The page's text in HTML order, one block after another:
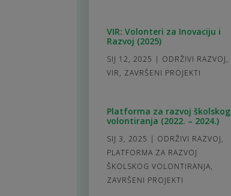
VIR: Volonteri za Inovaciju i
Razvoj (2025)
SIJ 12, 2025 | ODRŽIVI RAZVOJ,
VIR, ZAVRŠENI PROJEKTI
Platforma za razvoj školskog
volontiranja (2022. – 2024.)
SIJ 3, 2025 | ODRŽIVI RAZVOJ,
PLATFORMA ZA RAZVOJ
ŠKOLSKOG VOLONTIRANJA,
ZAVRŠENI PROJEKTI